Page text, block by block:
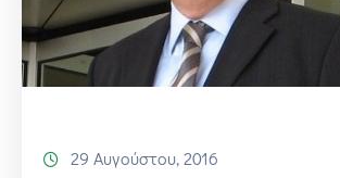
29 Αυγούστου, 2016